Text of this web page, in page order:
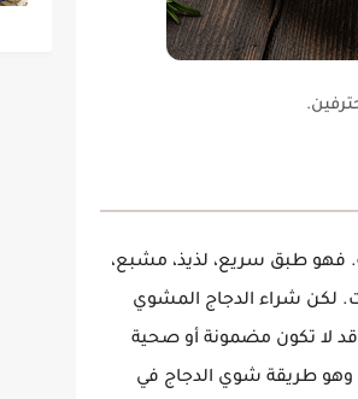
فهو طبق سريع، لذيذ، مشبع،
لكن شراء الدجاج المشوي
قد لا تكون مضمونة أو صحية
وهو طريقة شوي الدجاج في